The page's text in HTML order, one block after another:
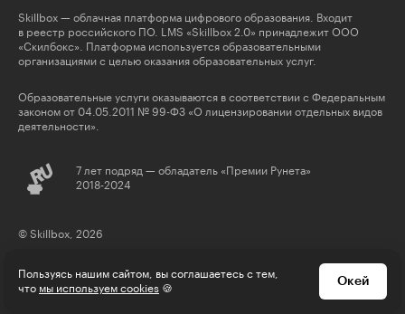
Skillbox — облачная платформа цифрового образования. Входит
в реестр российского ПО. LMS «Skillbox 2.0» принадлежит ООО
«Скилбокс». Платформа используется образовательными
организациями с целью оказания образовательных услуг.
Образовательные услуги оказываются в соответствии с Федеральным
законом от 04.05.2011 № 99-ФЗ «О лицензировании отдельных видов
деятельности».
7 лет подряд — обладатель «Премии Рунета»
2018-2024
© Skillbox, 2026
Пользуясь нашим сайтом, вы соглашаетесь с тем,
что мы используем cookies 🍪
Окей